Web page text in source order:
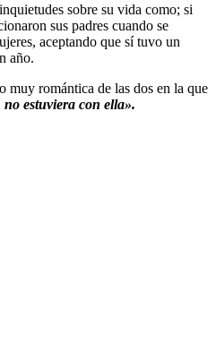
sobre su vida como; si
sus padres cuando se
aceptando que sí tuvo un
año.
muy romántica de las dos en la que
estuviera con ella».